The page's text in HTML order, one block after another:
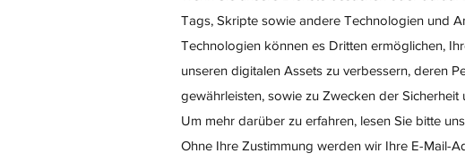
Tags, Skripte sowie andere Technologien und
Technologien können es Dritten ermöglichen,
unseren digitalen Assets zu verbessern, deren
gewährleisten, sowie zu Zwecken der
Um mehr darüber zu erfahren, lesen Sie bitte
Ohne Ihre Zustimmung werden wir Ihre E-Mail-